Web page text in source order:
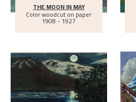
THE MOON IN MAY
Color woodcut on paper
1908 - 1927